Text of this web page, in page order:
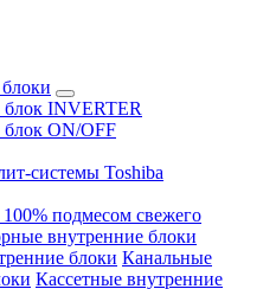
блок INVERTER
блок ON/OFF
системы Toshiba
подмесом свежего
внутренние блоки
блоки Канальные
Кассетные внутренние